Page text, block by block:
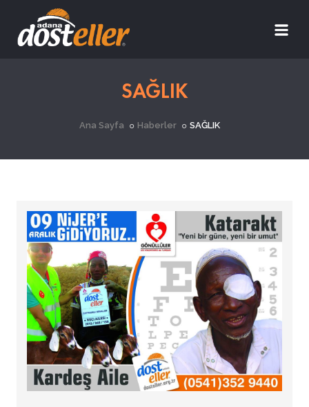
SAĞLIK
Ana Sayfa Haberler SAĞLIK